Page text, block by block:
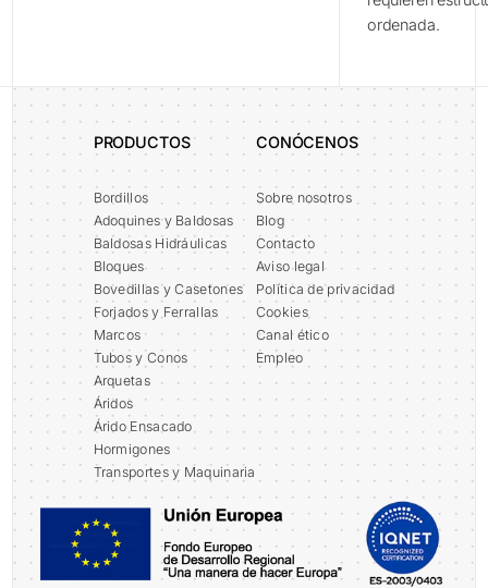
ordenada.
PRODUCTOS
Bordillos
Adoquines y Baldosas
Baldosas Hidráulicas
Bloques
Bovedillas y Casetones
Forjados y Ferrallas
Marcos
Tubos y Conos
Arquetas
Áridos
Árido Ensacado
Hormigones
Transportes y Maquinaria
CONÓCENOS
Sobre nosotros
Blog
Contacto
Aviso legal
Política de privacidad
Cookies
Canal ético
Empleo